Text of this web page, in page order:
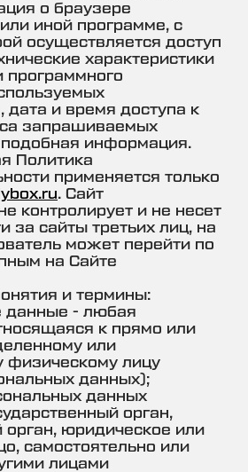
о браузере
иной программе, с
осуществляется доступ
характеристики
программного
дата и время доступа к
запрашиваемых
подобная информация.
Политика
применяется только
. Сайт
контролирует и не несет
за сайты третьих лиц, на
может перейти по
на Сайте
и термины:
данные - любая
к прямо или
или
физическому лицу
данных);
данных
орган,
орган, юридическое или
самостоятельно или
лицами